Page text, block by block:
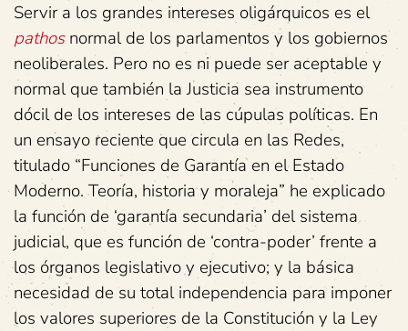
Servir a los grandes intereses oligárquicos es el
pathosnormal de los parlamentos y los gobiernos
neoliberales. Pero no es ni puede ser aceptable y
normal que también la Justicia sea instrumento
dócil de los intereses de las cúpulas políticas. En
un ensayo reciente que circula en las Redes,
titulado “Funciones de Garantía en el Estado
Moderno. Teoría, historia y moraleja” he explicado
la función de ‘garantía secundaria’ del sistema
judicial, que es función de ‘contra-poder’ frente a
los órganos legislativo y ejecutivo; y la básica
necesidad de su total independencia para imponer
los valores superiores de la Constitución y la Ley